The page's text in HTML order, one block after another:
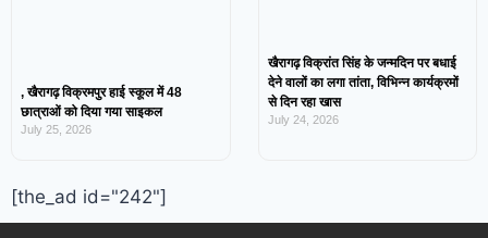
, खैरागढ़ विक्रमपुर हाई स्कूल में 48
छात्राओं को दिया गया साइकल
July 25, 2026
खैरागढ़ विक्रांत सिंह के जन्मदिन पर बधाई
देने वालों का लगा तांता, विभिन्न कार्यक्रमों
से दिन रहा खास
July 24, 2026
[the_ad id="242"]